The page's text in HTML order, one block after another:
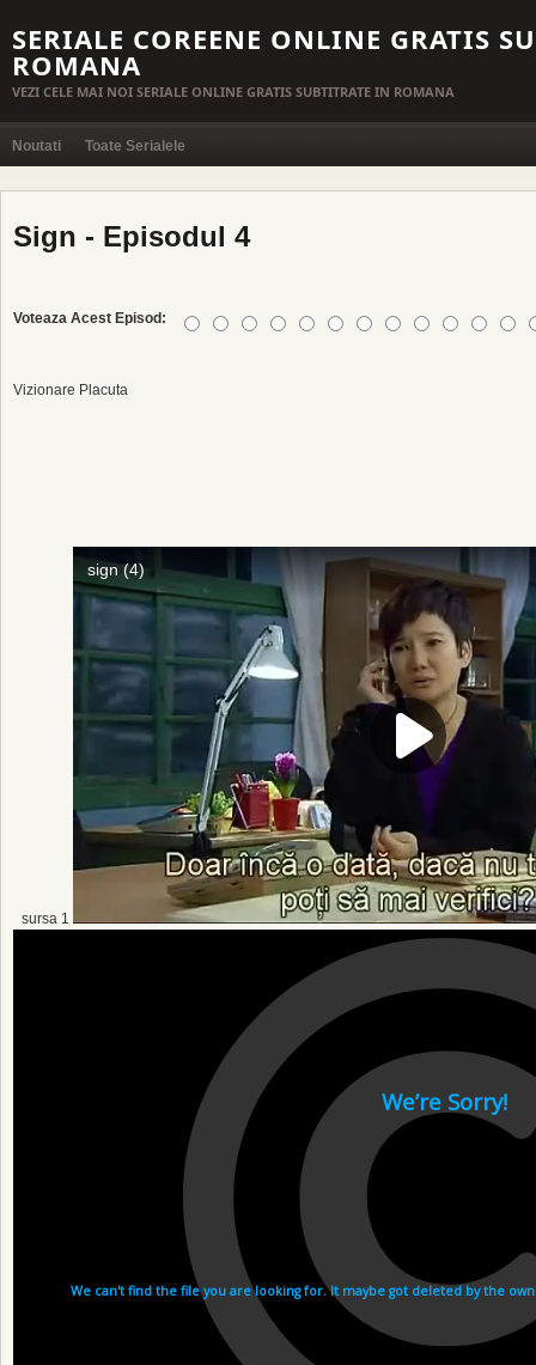
SERIALE COREENE ONLINE GRATIS
ROMANA
VEZI CELE MAI NOI SERIALE ONLINE GRATIS SUBTITRATE IN ROMANA
Noutati Toate Serialele
Sign - Episodul 4
Voteaza Acest Episod:
Vizionare Placuta
sursa 1